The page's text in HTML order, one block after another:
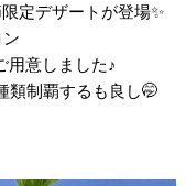
定デザートが登場✨
用意しました♪
類制覇するも良し🤭